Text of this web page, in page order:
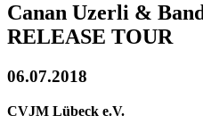
Canan Uzerli &
RELEASE TOUR
06.07.2018
CVJM Lübeck e.V.